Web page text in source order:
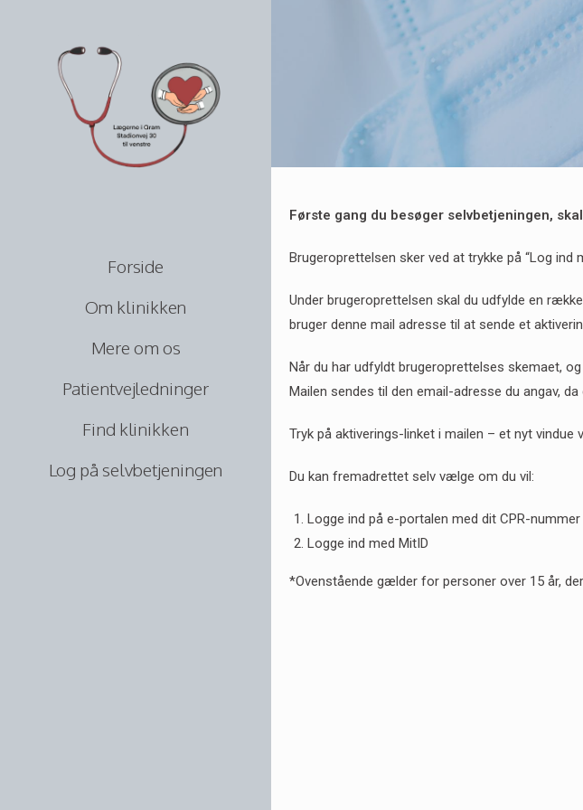
Forside
Om klinikken
Mere om os
Patientvejledninger
Find klinikken
Log på selvbetjeningen
Første gang du besøger selvbetjeningen,
Brugeroprettelsen sker ved at trykke på “Log ind
Under brugeroprettelsen skal du udfylde en
bruger denne mail adresse til at sende et
Når du har udfyldt brugeroprettelses skemaet,
Mailen sendes til den email-adresse du angav,
Tryk på aktiverings-linket i mailen – et nyt vindue
Du kan fremadrettet selv vælge om du vil:
Logge ind på e-portalen med dit CPR-
Logge ind med MitID
*Ovenstående gælder for personer over 15 år,